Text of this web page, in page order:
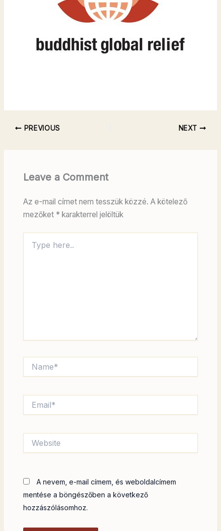
PREVIOUS NEXT
Leave a Comment
Az e-mail címet nem tesszük közzé. A kötelező
mezőket * karakterrel jelöltük
here..
A nevem, e-mail címem, és weboldalcímem
mentése a böngészőben a következő
hozzászólásomhoz.